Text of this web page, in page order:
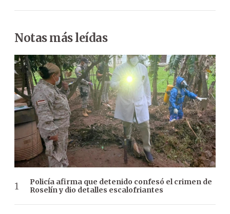
Notas más leídas
Policía afirma que detenido confesó el crimen de
Roselín y dio detalles escalofriantes